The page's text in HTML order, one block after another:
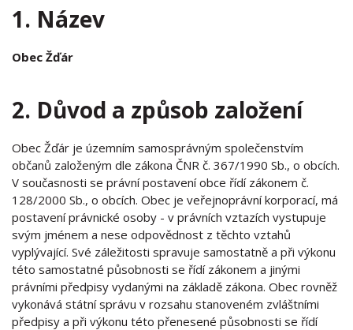
1. Název
Obec Žďár
2. Důvod a způsob založení
Obec Žďár je územním samosprávným společenstvím
občanů založeným dle zákona ČNR č. 367/1990 Sb., o obcích.
V současnosti se právní postavení obce řídí zákonem č.
128/2000 Sb., o obcích. Obec je veřejnoprávní korporací, má
postavení právnické osoby - v právních vztazích vystupuje
svým jménem a nese odpovědnost z těchto vztahů
vyplývající. Své záležitosti spravuje samostatně a při výkonu
této samostatné působnosti se řídí zákonem a jinými
právními předpisy vydanými na základě zákona. Obec rovněž
vykonává státní správu v rozsahu stanoveném zvláštními
předpisy a při výkonu této přenesené působnosti se řídí